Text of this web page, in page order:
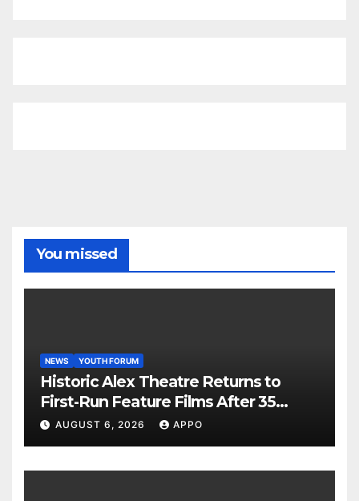
You missed
NEWS YOUTH FORUM
Historic Alex Theatre Returns to
First-Run Feature Films After 35
Years
AUGUST 6, 2026 APPO